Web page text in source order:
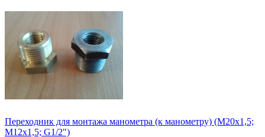
Переходник для монтажа манометра (к манометру) (М20х1,5;
М12х1,5; G1/2")